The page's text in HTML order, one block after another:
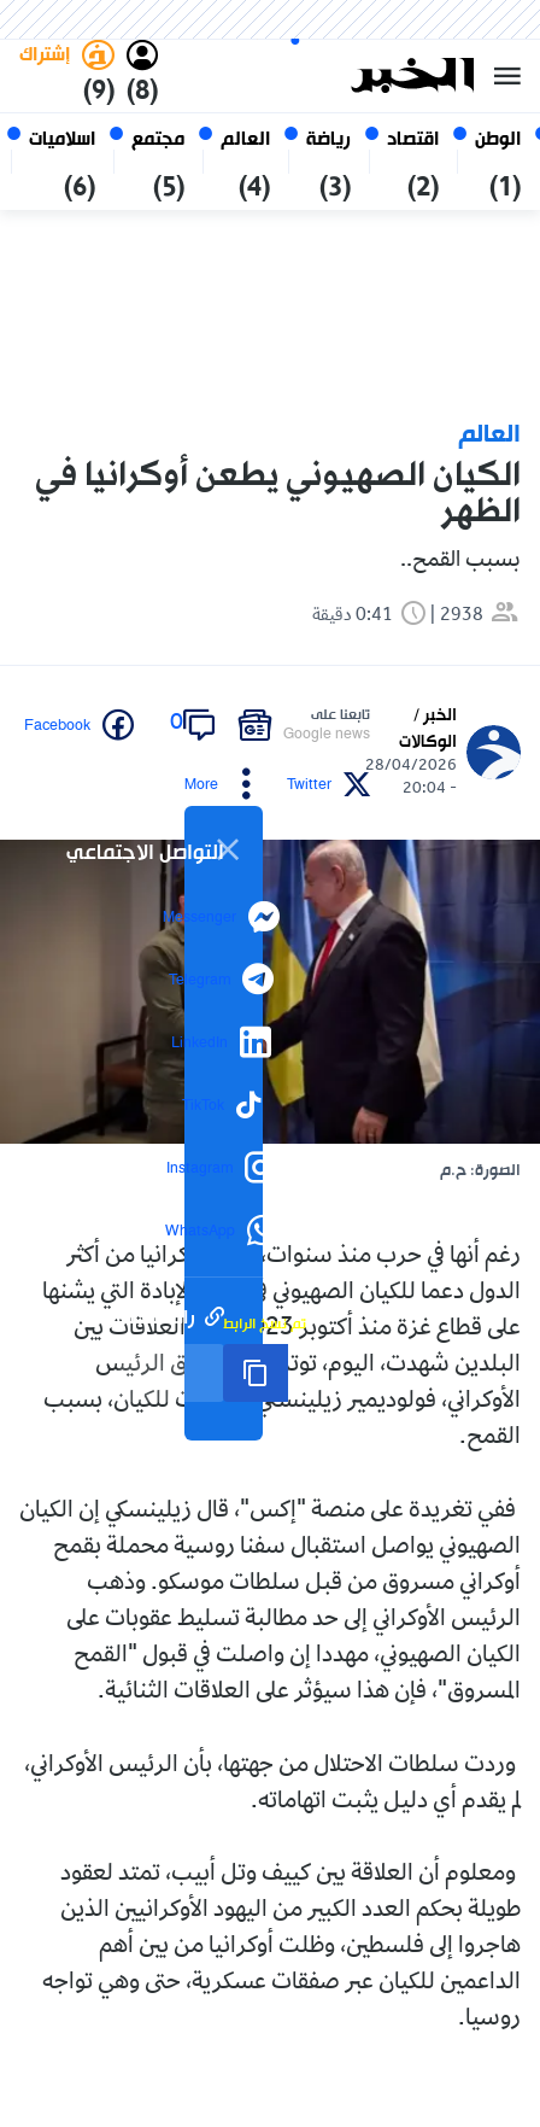
الوطن
(1)
اقتصاد
(2)
رياضة
(3)
العالم
(4)
مجتمع
(5)
اسلاميات
(6)
(8)
إشتراك
(9)
07 أغسطس 2026
الجزائر
العالم
الكيان الصهيوني يطعن أوكرانيا في
الظهر
بسبب القمح..
2938
الخبر /
الوكالات
28/04/2026
- 20:04
تابعنا على
Google news
0
Facebook
Twitter
More
التواصل الاجتماعي
Messenger
Telegram
LinkedIn
TikTok
Instagram
WhatsApp
رابط مختصر تم نسخ الرابط
الصورة: ح.م
رغم أنها في حرب منذ سنوات، كانت أوكرانيا من أكثر
الدول دعما للكيان الصهيوني في حرب الإبادة التي يشنها
على قطاع غزة منذ أكتوبر 2023، لكن العلاقات بين
البلدين شهدت، اليوم، توترا حادا بإطلاق الرئيس
الأوكراني، فولوديمير زيلينسكي، اتهامات للكيان، بسبب
القمح.
ففي تغريدة على منصة "إكس"، قال زيلينسكي إن الكيان
الصهيوني يواصل استقبال سفنا روسية محملة بقمح
أوكراني مسروق من قبل سلطات موسكو. وذهب
الرئيس الأوكراني إلى حد مطالبة تسليط عقوبات على
الكيان الصهيوني، مهددا إن واصلت في قبول "القمح
المسروق"، فإن هذا سيؤثر على العلاقات الثنائية.
وردت سلطات الاحتلال من جهتها، بأن الرئيس الأوكراني،
لم يقدم أي دليل يثبت اتهاماته.
ومعلوم أن العلاقة بين كييف وتل أبيب، تمتد لعقود
طويلة بحكم العدد الكبير من اليهود الأوكرانيين الذين
هاجروا إلى فلسطين، وظلت أوكرانيا من بين أهم
الداعمين للكيان عبر صفقات عسكرية، حتى وهي تواجه
روسيا.